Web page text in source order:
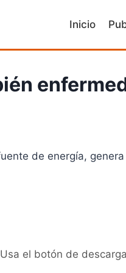
Inicio
de energía,
el botón de